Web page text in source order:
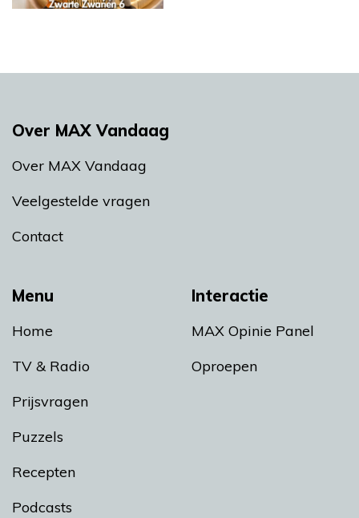
Menu
Home
TV & Radio
Prijsvragen
Puzzels
Recepten
Podcasts
Interactie
MAX Opinie Panel
Oproepen
Over MAX Vandaag
Over MAX Vandaag
Veelgestelde vragen
Contact